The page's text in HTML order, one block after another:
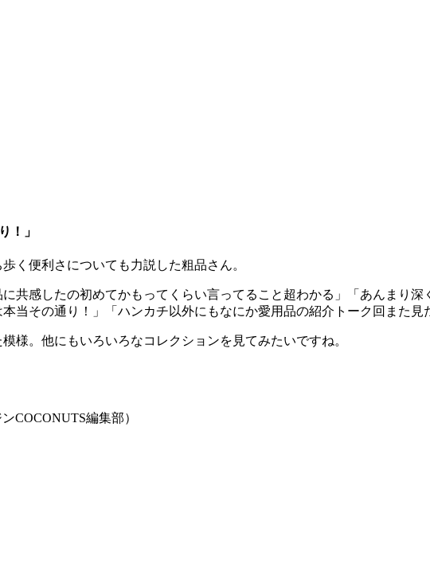
！」
く便利さについても力説した粗品さん。
共感したの初めてかもってくらい言ってること超わかる」「あんまり
当その通り！」「ハンカチ以外にもなにか愛用品の紹介トーク回また見
様。他にもいろいろなコレクションを見てみたいですね。
COCONUTS編集部）